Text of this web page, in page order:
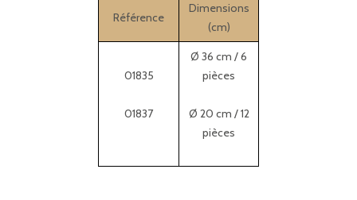
Référence
Dimensions
(cm)
01835
01837
Ø 36 cm / 6
pièces
Ø 20 cm / 12
pièces